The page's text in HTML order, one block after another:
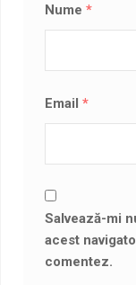
Nume*
Email*
Salvează-mi
acest
comentez.